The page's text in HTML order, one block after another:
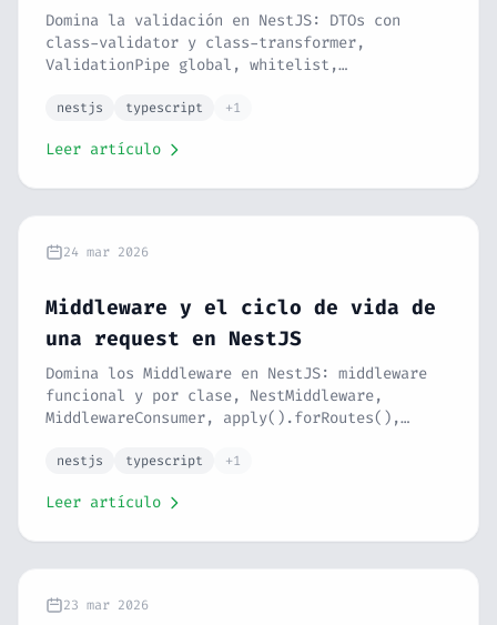
Domina la validación en NestJS: DTOs con
class-validator y class-transformer,
ValidationPipe global, whitelist,
ParseUUIDPipe, custom pipes y mapped types.
nestjs typescript +1
Leer artículo
24 mar 2026
Middleware y el ciclo de vida de
una request en NestJS
Domina los Middleware en NestJS: middleware
funcional y por clase, NestMiddleware,
MiddlewareConsumer, apply().forRoutes(),
vida completo de una request. Serie NestJS
nestjs typescript +1
Leer artículo
23 mar 2026